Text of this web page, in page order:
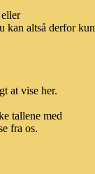
kan altså derfor kun
at vise her.
tallene med
fra os.